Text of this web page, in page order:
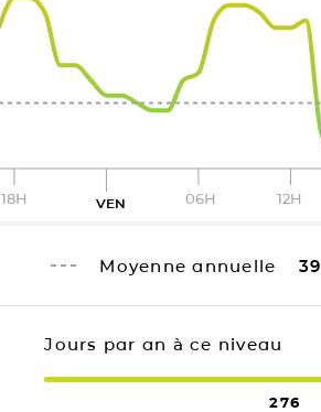
18H VEN 06H 12H
Moyenne annuelle 39
Jours par an à ce niveau
276